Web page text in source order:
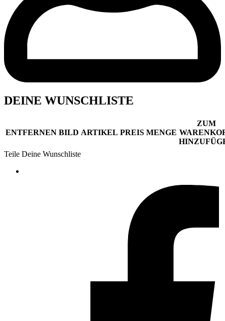
DEINE WUNSCHLISTE
ENTFERNEN BILD ARTIKEL PREIS MENGE
ZUM
Teile Deine Wunschliste